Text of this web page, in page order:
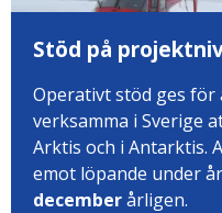
Stöd på
Operativt stöd ges
verksamma i Sverige
Arktis och i Antarktis.
emot löpande under
decemberårligen.